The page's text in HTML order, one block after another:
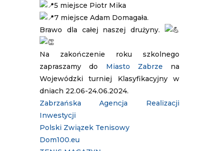
5 miejsce Piotr Mika
7 miejsce Adam Domagała.
Brawo dla całej naszej drużyny.
Na zakończenie roku szkolnego
zapraszamy do Miasto Zabrze na
Wojewódzki turniej Klasyfikacyjny w
dniach 22.06-24.06.2024.
Zabrzańska Agencja Realizacji
Inwestycji
Polski Związek Tenisowy
Dom100.eu